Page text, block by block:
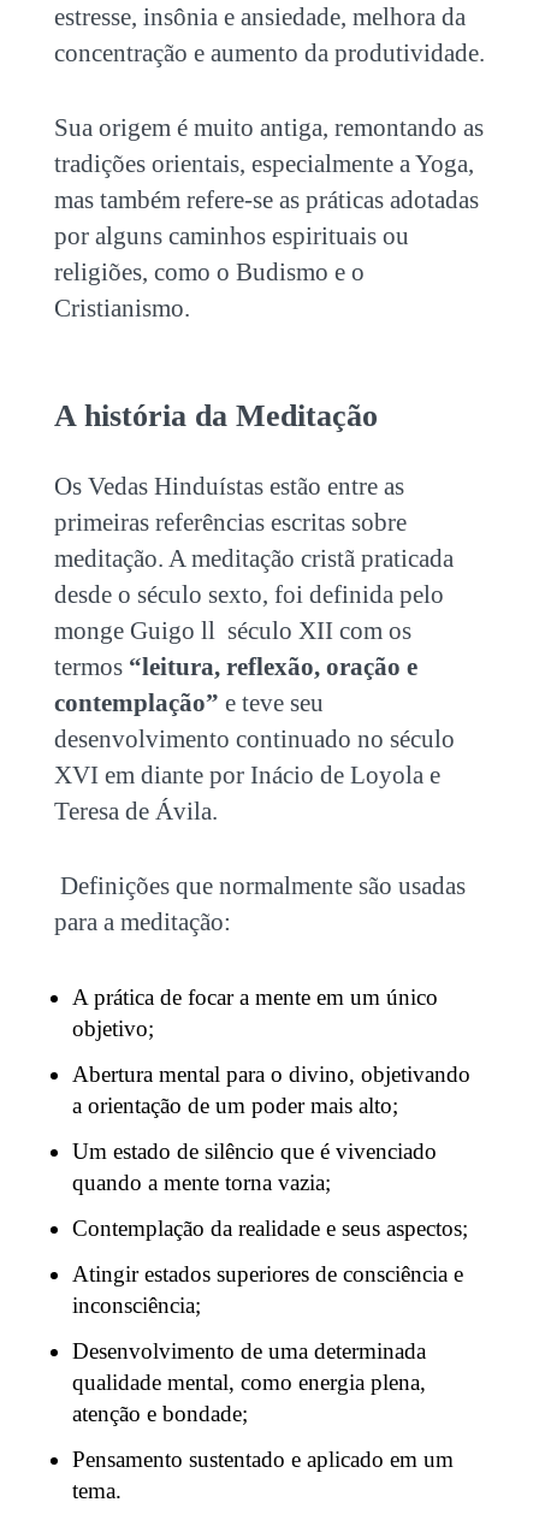
estresse, insônia e ansiedade, melhora da
concentração e aumento da produtividade.
Sua origem é muito antiga, remontando as
tradições orientais, especialmente a Yoga,
mas também refere-se as práticas adotadas
por alguns caminhos espirituais ou
religiões, como o Budismo e o
Cristianismo.
A história da Meditação
Os Vedas Hinduístas estão entre as
primeiras referências escritas sobre
meditação. A meditação cristã praticada
desde o século sexto, foi definida pelo
monge Guigo ll século XII com os
termos “leitura, reflexão, oração e
contemplação” e teve seu
desenvolvimento continuado no século
XVI em diante por Inácio de Loyola e
Teresa de Ávila.
Definições que normalmente são usadas
para a meditação:
A prática de focar a mente em um único
objetivo;
Abertura mental para o divino, objetivando
a orientação de um poder mais alto;
Um estado de silêncio que é vivenciado
quando a mente torna vazia;
Contemplação da realidade e seus aspectos;
Atingir estados superiores de consciência e
inconsciência;
Desenvolvimento de uma determinada
qualidade mental, como energia plena,
atenção e bondade;
Pensamento sustentado e aplicado em um
tema.